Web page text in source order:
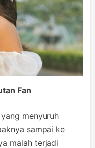
Fan
menyuruh
sampai ke
malah terjadi